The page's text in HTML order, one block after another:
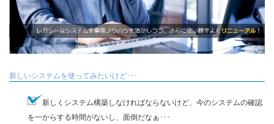
新しいシステムを使ってみたいけど･･･
新しくシステム構築しなければならないけど、今のシステムの確認
を一からする時間がないし、面倒だなぁ･･･